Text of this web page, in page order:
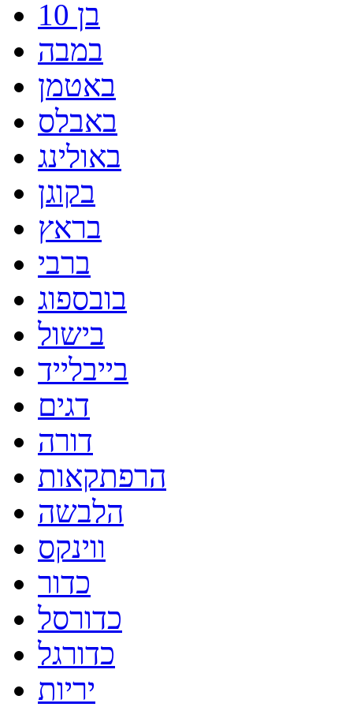
בן 10
במבה
באטמן
באבלס
באולינג
בקוגן
בראץ
ברבי
בובספוג
בישול
בייבלייד
דגים
דורה
הרפתקאות
הלבשה
ווינקס
כדור
כדורסל
כדורגל
יריות